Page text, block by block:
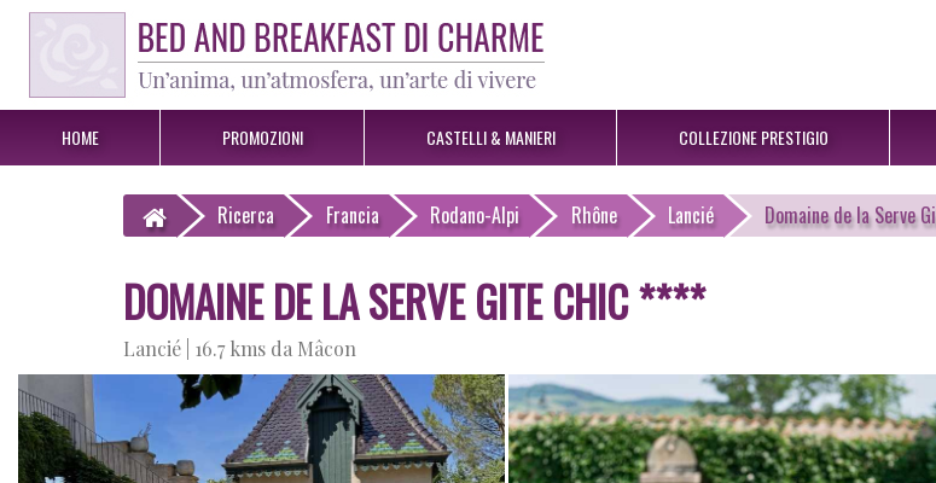
HOME PROMOZIONI CASTELLI & MANIERI COLLEZIONE PRESTIGIO
Ricerca Francia Rodano-Alpi Rhône Lancié Domaine de la Serve
DOMAINE DE LA SERVE GITE CHIC ****
Lancié | 16.7 kms da Mâcon